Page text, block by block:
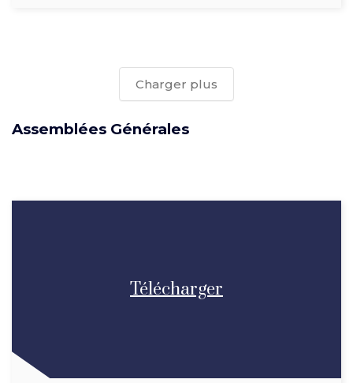
Charger plus
Assemblées Générales
Télécharger